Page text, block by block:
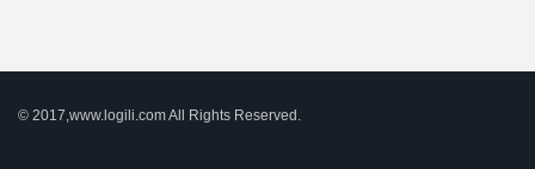
© 2017,www.logili.com All Rights Reserved.